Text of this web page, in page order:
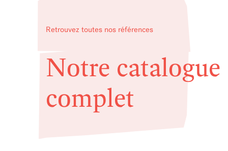
Retrouvez toutes nos références
Notre catalogue
complet